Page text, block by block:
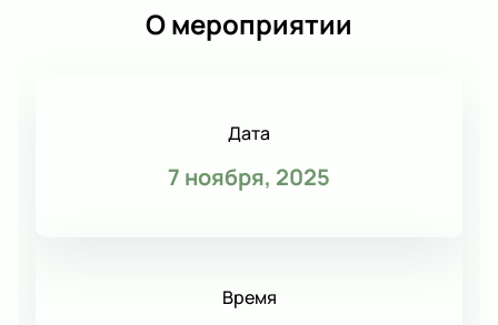
О мероприятии
Дата
7 ноября, 2025
Время